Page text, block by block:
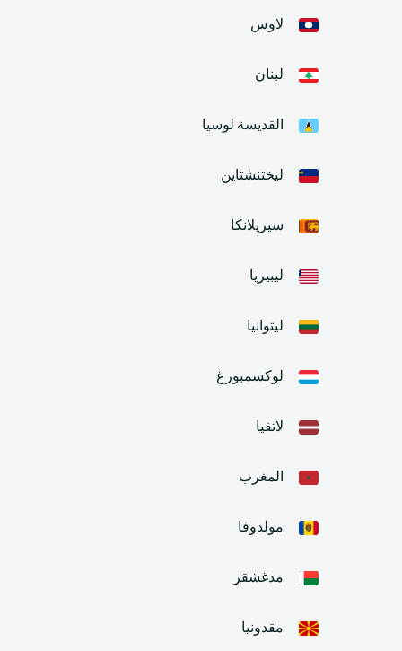
لاوس
لبنان
القديسة لوسيا
ليختنشتاين
سيريلانكا
ليبيريا
ليتوانيا
لوكسمبورغ
لاتفيا
المغرب
مولدوفا
مدغشقر
مقدونيا